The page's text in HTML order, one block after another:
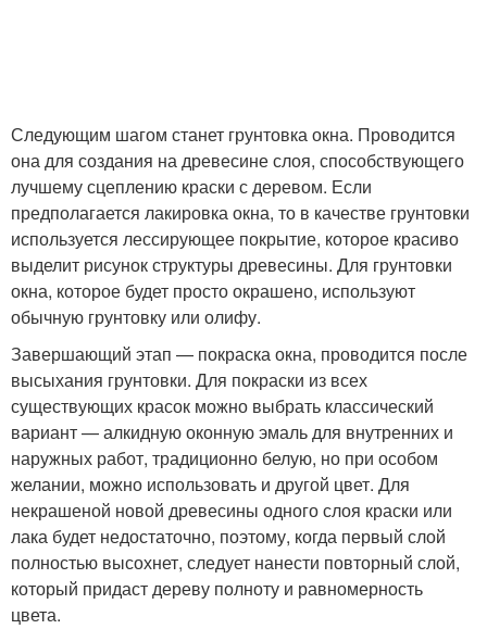
Следующим шагом станет грунтовка окна. Проводится
она для создания на древесине слоя, способствующего
лучшему сцеплению краски с деревом. Если
предполагается лакировка окна, то в качестве грунтовки
используется лессирующее покрытие, которое красиво
выделит рисунок структуры древесины. Для грунтовки
окна, которое будет просто окрашено, используют
обычную грунтовку или олифу.
Завершающий этап — покраска окна, проводится после
высыхания грунтовки. Для покраски из всех
существующих красок можно выбрать классический
вариант — алкидную оконную эмаль для внутренних и
наружных работ, традиционно белую, но при особом
желании, можно использовать и другой цвет. Для
некрашеной новой древесины одного слоя краски или
лака будет недостаточно, поэтому, когда первый слой
полностью высохнет, следует нанести повторный слой,
который придаст дереву полноту и равномерность
цвета.